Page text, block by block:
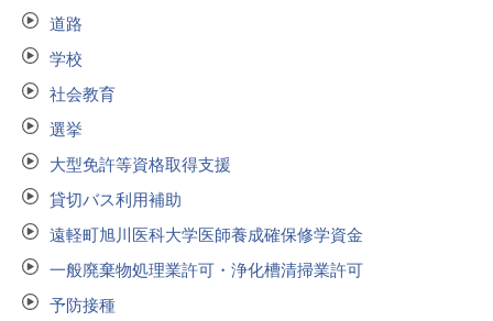
道路
学校
社会教育
選挙
大型免許等資格取得支援
貸切バス利用補助
遠軽町旭川医科大学医師養成確保修学資金
一般廃棄物処理業許可・浄化槽清掃業許可
予防接種